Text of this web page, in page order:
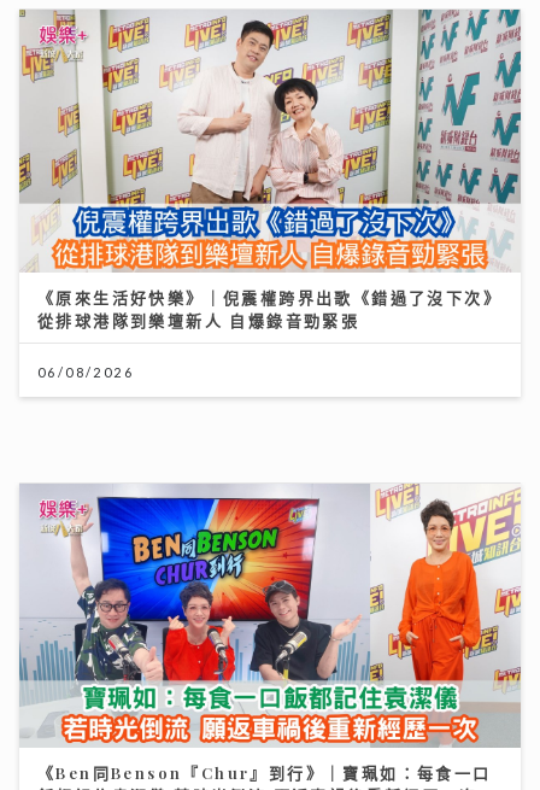
《Ben同Benson『Chur』到行》｜寶珮如：每食一口
飯都記住袁潔儀 若時光倒流 願返車禍後重新經歷一次
按揭保險使用率回落屬健康現象
13/07/2026